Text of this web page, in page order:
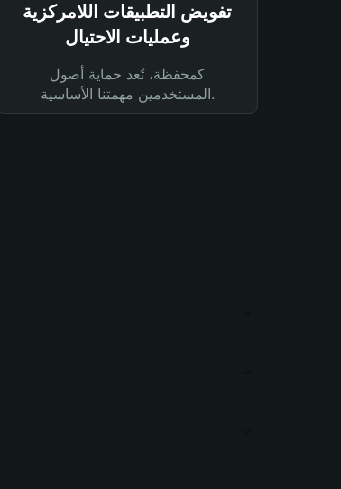
تفويض التطبيقات اللامركزية
وعمليات الاحتيال
كمحفظة، تُعد حماية أصول
المستخدمين مهمتنا الأساسية.